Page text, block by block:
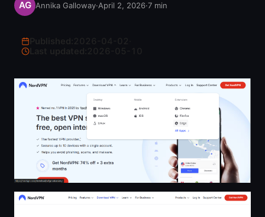
Annika Galloway·April 2, 2026·7 min
Last updated: